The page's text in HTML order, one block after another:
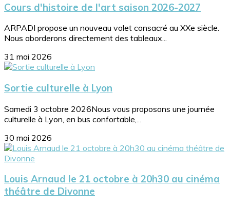
Cours d'histoire de l'art saison 2026-2027
ARPADI propose un nouveau volet consacré au XXe siècle.
Nous aborderons directement des tableaux...
31 mai 2026
Sortie culturelle à Lyon
Samedi 3 octobre 2026Nous vous proposons une journée
culturelle à Lyon, en bus confortable,...
30 mai 2026
Louis Arnaud le 21 octobre à 20h30 au cinéma
théâtre de Divonne